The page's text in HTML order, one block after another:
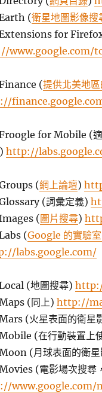
(衛星地圖影像搜
for
www.google.com/
(提供北美地
for Mobile (適
http://
(網上論壇)
(詞彙定義)
(圖片搜尋)
(Google 的實驗
labs.google.com/
(地圖搜尋)
(同上) http://
(火星表面的衛星
(在行動裝置上
(月球表面的衛星
(電影場次搜尋
www.google.com/